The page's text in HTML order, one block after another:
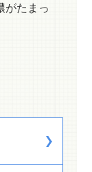
がたまっ